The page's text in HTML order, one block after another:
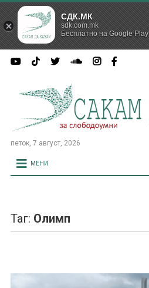
петок, 7 август, 2026
МЕНИ
Таг: Олимп
СДК.МК
sdk.com.mk
Бесплатно на Google Play